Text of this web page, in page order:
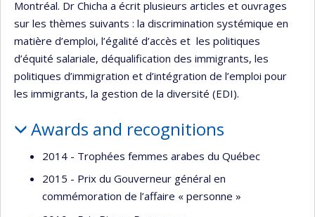
Montréal. Dr Chicha a écrit plusieurs articles et ouvrages
sur les thèmes suivants : la discrimination systémique en
matière d’emploi, l’égalité d’accès et les politiques
d’équité salariale, déqualification des immigrants, les
politiques d’immigration et d’intégration de l’emploi pour
les immigrants, la gestion de la diversité (EDI).
Awards and recognitions
2014 - Trophées femmes arabes du Québec
2015 - Prix du Gouverneur général en
commémoration de l’affaire « personne »